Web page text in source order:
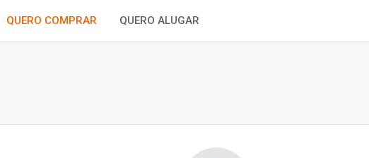
QUERO COMPRAR QUERO ALUGAR